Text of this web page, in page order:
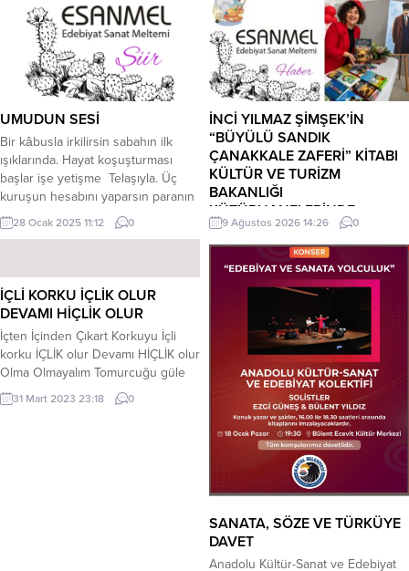
UMUDUN SESİ
Bir kâbusla irkilirsin sabahın ilk
ışıklarında. Hayat koşuşturması
başlar işe yetişme Telaşıyla. Üç
kuruşun hesabını yaparsın paranın
değeri Olmadığı bu günlerde.
Saatlerce çalışırsın, ne tatil, ne
Koca bir sıfır kural tanımayan
insanlar Güçlünün güçsüzü ezdiği
düzen. Bir tarafın hep eksik...
28 Ocak 2025 11:12 0
İNCİ YILMAZ ŞİMŞEK’İN
“BÜYÜLÜ SANDIK
ÇANAKKALE ZAFERİ” KİTABI
KÜLTÜR VE TURİZM
BAKANLIĞI
KÜTÜPHANELERİNDE
Lüleburgaz Lisesi öğretmeni,
eğitimci yazar İnci Yılmaz Şimşek’in
“Büyülü Sandık: Çanakkale Zaferi”
adlı çocuk kitabından 100 adet,
Kütüphaneler ve Yayımlar Genel
Müdürlüğünün kitap alımları
kapsamında kütüphanelere teslim
edildi. (Basın Bülteni) Yıllardır eğitim
ve edebiyat alanında çalışmalarını
sürdüren İnci Yılmaz Şimşek, çocuk
edebiyatı alanındaki eserleriyle de
adından...
9 Ağustos 2026 14:26 0
İÇLİ KORKU İÇLİK OLUR
DEVAMI HİÇLİK OLUR
İçten İçinden Çıkart Korkuyu İçli
korku İÇLİK olur Devamı HİÇLİK olur
Olma Olmayalım Tomurcuğu güle
beze Cehil kabusu Mahpus et
zindana Bilimsel düşün İlim Mum
31 Mart 2023 23:18 0
SANATA, SÖZE VE TÜRKÜYE
DAVET
Anadolu Kültür-Sanat ve Edebiyat